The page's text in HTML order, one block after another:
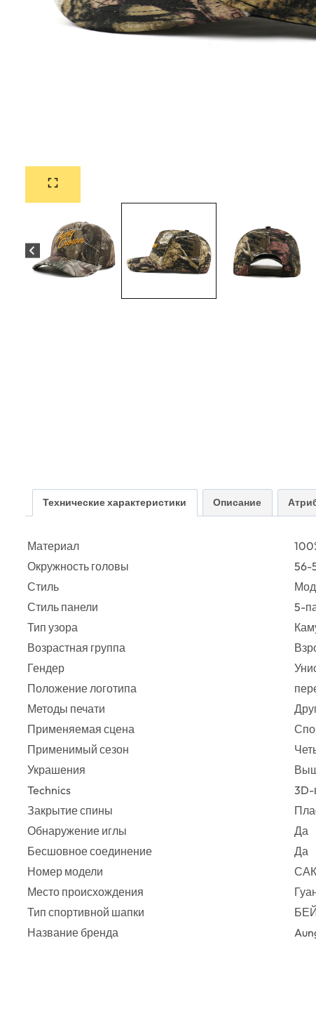
Технические характеристики Описание
Материал
Окружность головы
56-
Стиль
Стиль панели
5-
Тип узора
Возрастная группа
Гендер
Положение логотипа
Методы печати
Применяемая сцена
Применимый сезон
Украшения
Technics
Закрытие спины
Обнаружение иглы
Да
Бесшовное соединение
Да
Номер модели
Место происхождения
Тип спортивной шапки
Название бренда